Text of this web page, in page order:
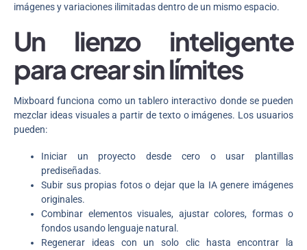
imágenes y variaciones ilimitadas dentro de un mismo espacio.
Un lienzo inteligente
para crear sin límites
Mixboard funciona como un tablero interactivo donde se pueden
mezclar ideas visuales a partir de texto o imágenes. Los usuarios
pueden:
Iniciar un proyecto desde cero o usar plantillas
prediseñadas.
Subir sus propias fotos o dejar que la IA genere imágenes
originales.
Combinar elementos visuales, ajustar colores, formas o
fondos usando lenguaje natural.
Regenerar ideas con un solo clic hasta encontrar la